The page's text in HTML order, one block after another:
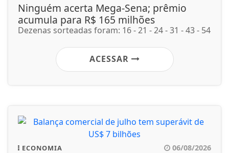
Ninguém acerta Mega-Sena; prêmio
acumula para R$ 165 milhões
Dezenas sorteadas foram: 16 - 21 - 24 - 31 - 43 - 54
ACESSAR
ECONOMIA 06/08/2026